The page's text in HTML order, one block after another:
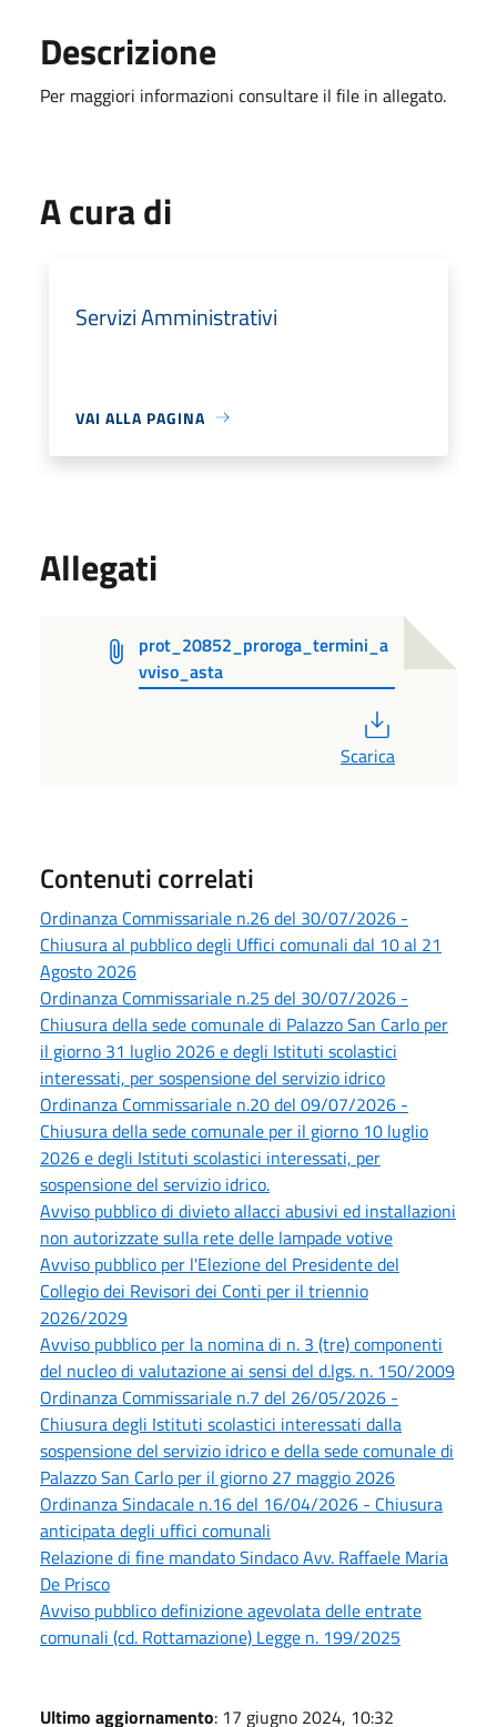
Descrizione
Per maggiori informazioni consultare il file in allegato.
A cura di
Servizi Amministrativi
VAI ALLA PAGINA
Allegati
prot_20852_proroga_termini_a
vviso_asta
Scarica
Contenuti correlati
Ordinanza Commissariale n.26 del 30/07/2026 -
Chiusura al pubblico degli Uffici comunali dal 10 al 21
Agosto 2026
Ordinanza Commissariale n.25 del 30/07/2026 -
Chiusura della sede comunale di Palazzo San Carlo per
il giorno 31 luglio 2026 e degli Istituti scolastici
interessati, per sospensione del servizio idrico
Ordinanza Commissariale n.20 del 09/07/2026 -
Chiusura della sede comunale per il giorno 10 luglio
2026 e degli Istituti scolastici interessati, per
sospensione del servizio idrico.
Avviso pubblico di divieto allacci abusivi ed installazioni
non autorizzate sulla rete delle lampade votive
Avviso pubblico per l'Elezione del Presidente del
Collegio dei Revisori dei Conti per il triennio
2026/2029
Avviso pubblico per la nomina di n. 3 (tre) componenti
del nucleo di valutazione ai sensi del d.lgs. n. 150/2009
Ordinanza Commissariale n.7 del 26/05/2026 -
Chiusura degli Istituti scolastici interessati dalla
sospensione del servizio idrico e della sede comunale di
Palazzo San Carlo per il giorno 27 maggio 2026
Ordinanza Sindacale n.16 del 16/04/2026 - Chiusura
anticipata degli uffici comunali
Relazione di fine mandato Sindaco Avv. Raffaele Maria
De Prisco
Avviso pubblico definizione agevolata delle entrate
comunali (cd. Rottamazione) Legge n. 199/2025
Ultimo aggiornamento: 17 giugno 2024, 10:32